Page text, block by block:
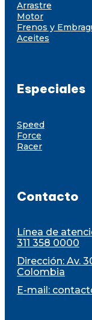
Arrastre
Motor
Frenos y
Aceites
Especiales
Speed
Force
Racer
Contacto
Línea de
311 358 0000
Dirección: Av.
Colombia
E-mail: